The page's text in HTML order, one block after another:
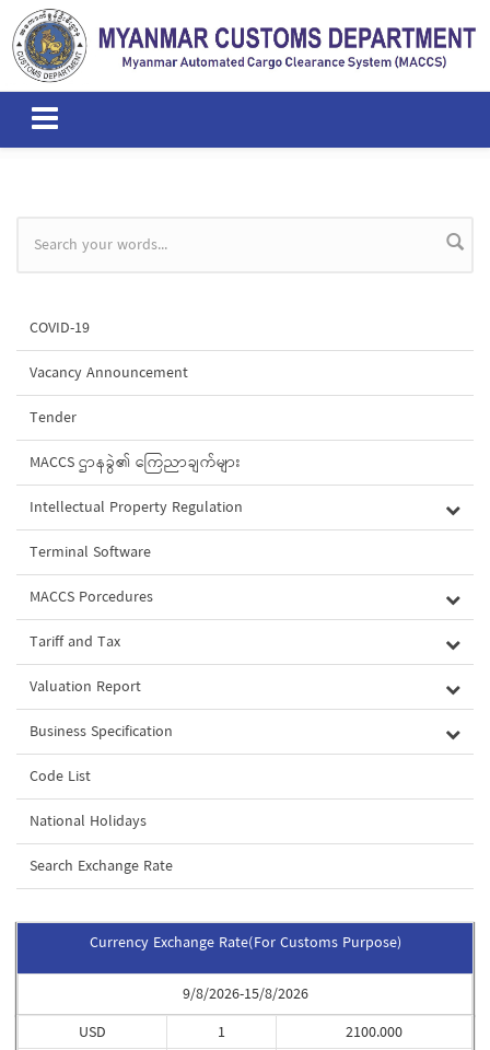
Skip to main content
Search form
COVID-19
Vacancy Announcement
Tender
MACCS ဌာနခွဲ၏ ကြေညာချက်များ
Intellectual Property Regulation
Terminal Software
MACCS Porcedures
Tariff and Tax
Valuation Report
Business Specification
Code List
National Holidays
Search Exchange Rate
Currency Exchange Rate(For Customs Purpose)
9/8/2026-15/8/2026
USD
1
2100.000